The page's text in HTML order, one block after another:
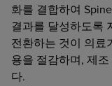
화를 결합하여
결과를 달성하도록
전환하는 것이 의료
용을 절감하며, 제
다.